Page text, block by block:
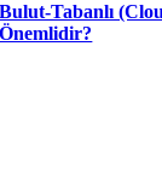
Bulut-Tabanlı
Önemlidir?